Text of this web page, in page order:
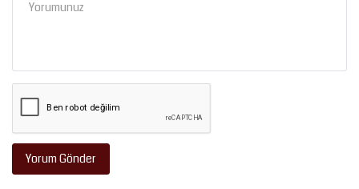
Yorum Gönder